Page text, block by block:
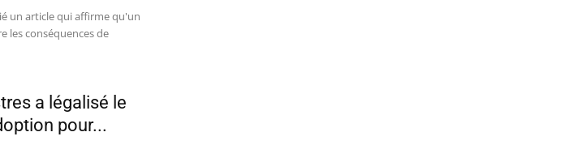
un article qui affirme qu'un
les conséquences de
a légalisé le
pour...